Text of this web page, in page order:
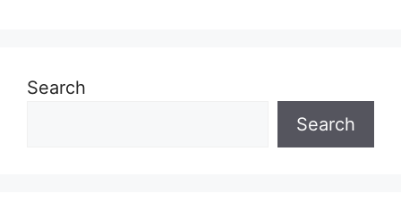
Search
Search